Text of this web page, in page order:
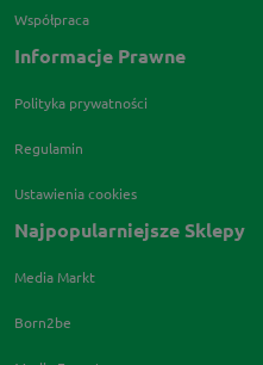
Współpraca
Informacje Prawne
Polityka prywatności
Regulamin
Ustawienia cookies
Najpopularniejsze Sklepy
Media Markt
Born2be